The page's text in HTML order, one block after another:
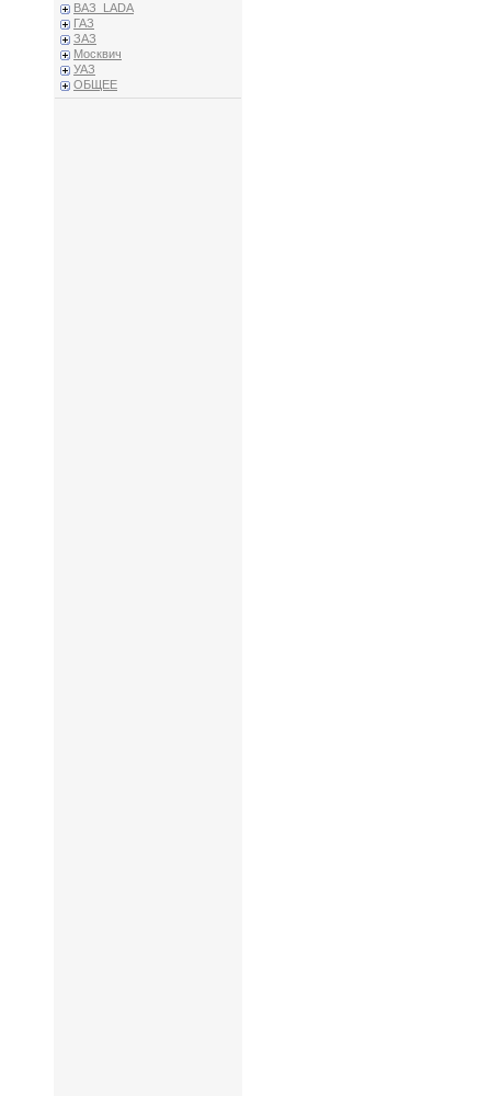
ВАЗ_LADA
ГАЗ
ЗАЗ
Москвич
УАЗ
ОБЩЕЕ